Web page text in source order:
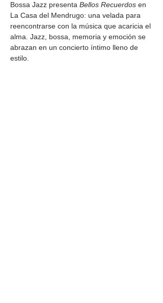
Bossa Jazz presenta Bellos Recuerdos en
La Casa del Mendrugo: una velada para
reencontrarse con la música que acaricia el
alma. Jazz, bossa, memoria y emoción se
abrazan en un concierto íntimo lleno de
estilo.